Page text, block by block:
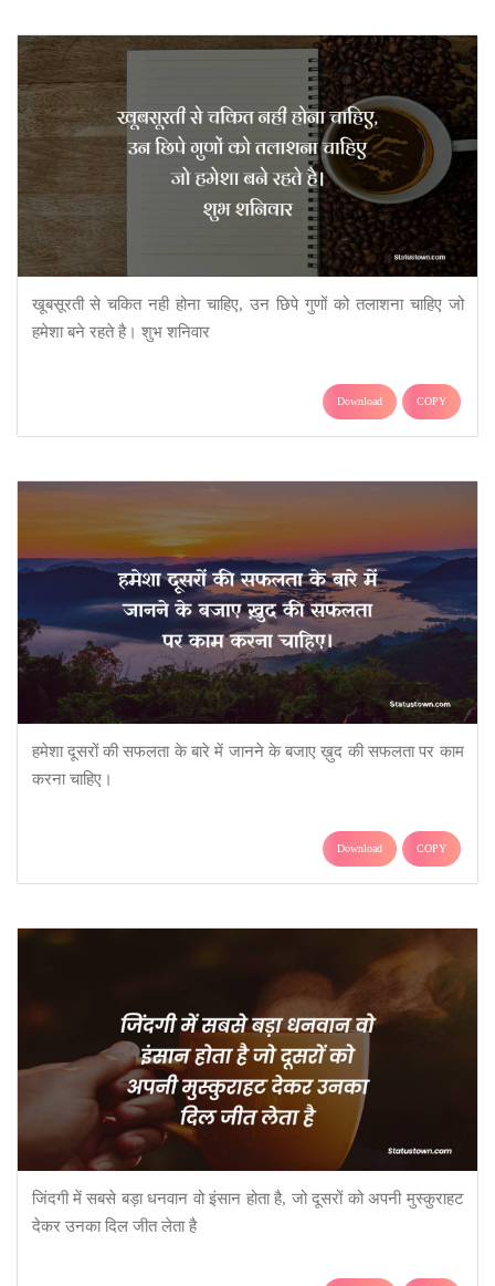
खूबसूरती से चकित नही होना चाहिए, उन छिपे गुणों को तलाशना चाहिए जो
हमेशा बने रहते है। शुभ शनिवार
Download COPY
हमेशा दूसरों की सफलता के बारे में जानने के बजाए ख़ुद की सफलता पर काम
करना चाहिए।
Download COPY
जिंदगी में सबसे बड़ा धनवान वो इंसान होता है, जो दूसरों को अपनी मुस्कुराहट
देकर उनका दिल जीत लेता है